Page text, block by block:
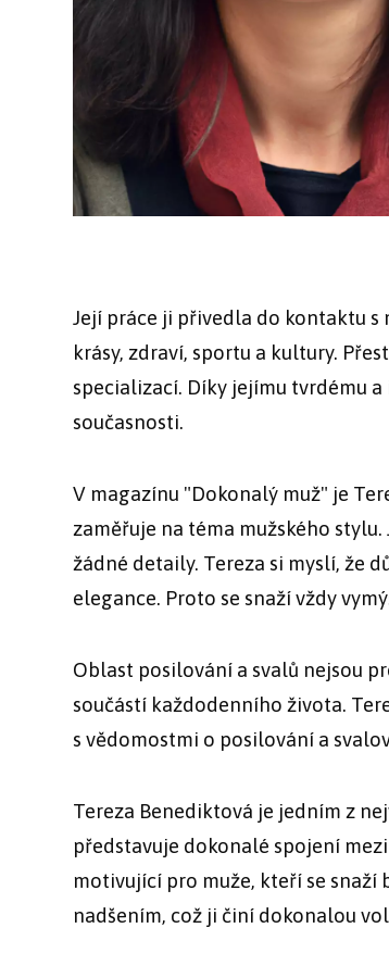
Její práce ji přivedla do kontaktu
krásy, zdraví, sportu a kultury.
specializací. Díky jejímu tvrdému
současnosti.
V magazínu "Dokonalý muž" je
zaměřuje na téma mužského
žádné detaily. Tereza si myslí, že
elegance. Proto se snaží vždy
Oblast posilování a svalů nejsou
součástí každodenního života.
s vědomostmi o posilování a
Tereza Benediktová je jedním z
představuje dokonalé spojení
motivující pro muže, kteří se snaží
nadšením, což ji činí dokonalou